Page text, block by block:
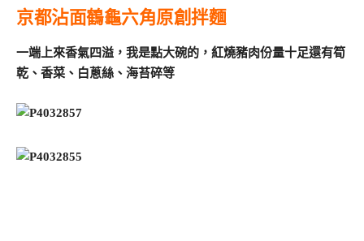
京都沾面鶴龜六角原創拌麵
一端上來香氣四溢，我是點大碗的，紅燒豬肉份量十足還有筍
乾、香菜、白蔥絲、海苔碎等